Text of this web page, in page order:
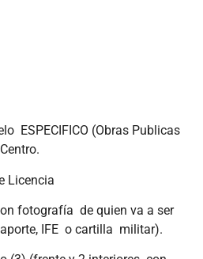
ESPECIFICO (Obras Publicas
Licencia
fotografía de quien va a ser
IFE o cartilla militar).